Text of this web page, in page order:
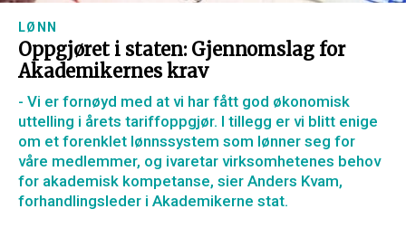
LØNN
Oppgjøret i staten: Gjennomslag for
Akademikernes krav
- Vi er fornøyd med at vi har fått god økonomisk
uttelling i årets tariffoppgjør. I tillegg er vi blitt enige
om et forenklet lønnssystem som lønner seg for
våre medlemmer, og ivaretar virksomhetenes behov
for akademisk kompetanse, sier Anders Kvam,
forhandlingsleder i Akademikerne stat.